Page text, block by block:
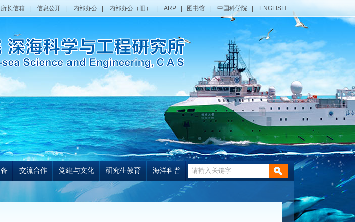
所长信箱 信息公开 内部办公 内部办公（旧） ARP 图书馆 中国科学院 ENGLISH
交流合作 党建与文化 研究生教育 海洋科普